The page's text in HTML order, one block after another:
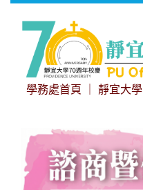
學務處首頁 靜宜大學